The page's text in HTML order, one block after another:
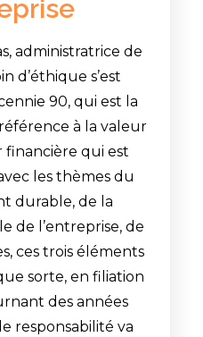
administratrice de
d’éthique s’est
90, qui est la
à la valeur
financière qui est
les thèmes du
durable, de la
de l’entreprise, de
ces trois éléments
sorte, en filiation
des années
responsabilité va